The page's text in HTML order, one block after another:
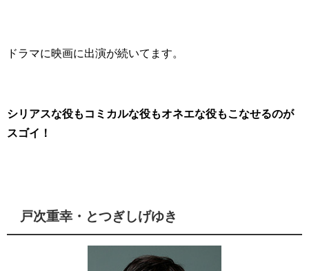
ドラマに映画に出演が続いてます。
シリアスな役もコミカルな役もオネエな役もこなせるのが
スゴイ！
戸次重幸・とつぎしげゆき